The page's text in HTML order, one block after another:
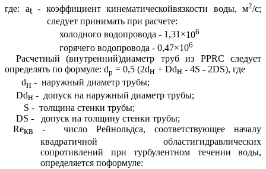
где: at- коэффициент кинематическойвязкости воды, м2/с;
следует принимать при расчете:
холодного водопровода - 1,31×106
горячего водопровода - 0,47×106
Расчетный (внутренний)диаметр труб из PPRC следует
определять по формуле: dр = 0,5 (2dн + Ddн - 4S - 2DS), где
dн - наружный диаметр трубы;
Ddн - допуск на наружный диаметр трубы;
S - толщина стенки трубы;
DS -
допуск на толщину стенки трубы;
Reкв -
число Рейнольдса, соответствующее началу
квадратичной областигидравлических
сопротивлений при турбулентном течении воды,
определяется поформуле: